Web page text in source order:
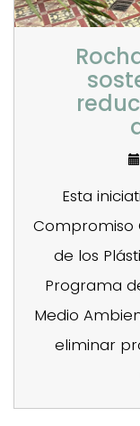
Esta
Compromiso
de los
Programa
Medio
eliminar